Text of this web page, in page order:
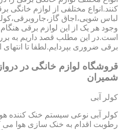
کنند.انواع مختلفی از لوازم خانگی
لباس شویی،اجاق
وجود هر یک از این لوازم برقی
است.در این مطلب قصد داریم به
برقی ضروری بپردایم.لطفا تا
قروشگاه لوازم خانگی در
شمیران
کولر آبی
کولر آبی نوعی سیستم خنک کننده
رطوبت اقدام به خنک سازی هوا می